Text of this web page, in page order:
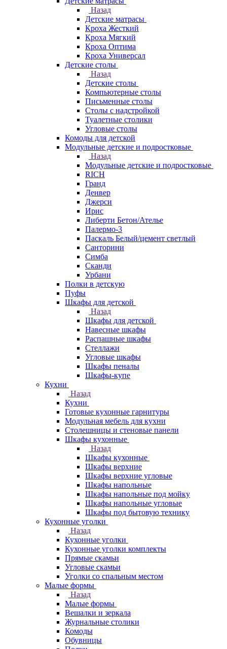
Назад
Детские матрасы
Кроха Жесткий
Кроха Мягкий
Кроха Оптима
Кроха Универсал
Детские столы
Назад
Детские столы
Компьютерные столы
Письменные столы
Столы с надстройкой
Туалетные столики
Угловые столы
Комоды для детской
Модульные детские и подростковые
Назад
Модульные детские и подростковые
RICH
Гранд
Денвер
Джерси
Ирис
Либерти Бетон/Ателье
Палермо-3
Паскаль Белый/цемент светлый
Санторини
Симба
Сканди
Урбани
Полки в детскую
Пуфы
Шкафы для детской
Назад
Шкафы для детской
Навесные шкафы
Распашные шкафы
Стеллажи
Угловые шкафы
Шкафы пеналы
Шкафы-купе
Кухни
Назад
Кухни
Готовые кухонные гарнитуры
Модульная мебель для кухни
Столешницы и стеновые панели
Шкафы кухонные
Назад
Шкафы кухонные
Шкафы верхние
Шкафы верхние угловые
Шкафы напольные
Шкафы напольные под мойку
Шкафы напольные угловые
Шкафы под бытовую технику
Кухонные уголки
Назад
Кухонные уголки
Кухонные уголки комплекты
Прямые скамьи
Угловые скамьи
Уголки со спальным местом
Малые формы
Назад
Малые формы
Вешалки и зеркала
Журнальные столики
Комоды
Обувницы